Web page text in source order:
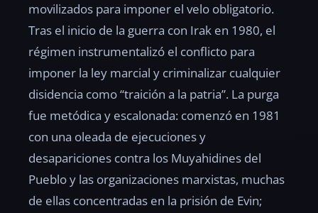
movilizados para imponer el velo obligatorio.
Tras el inicio de la guerra con Irak en 1980, el
régimen instrumentalizó el conflicto para
imponer la ley marcial y criminalizar cualquier
disidencia como “traición a la patria”. La purga
fue metódica y escalonada: comenzó en 1981
con una oleada de ejecuciones y
desapariciones contra los Muyahidines del
Pueblo y las organizaciones marxistas, muchas
de ellas concentradas en la prisión de Evin;